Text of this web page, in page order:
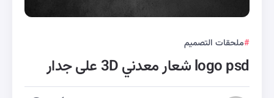
ملحقات التصميم
logo psd شعار معدني 3D على جدار